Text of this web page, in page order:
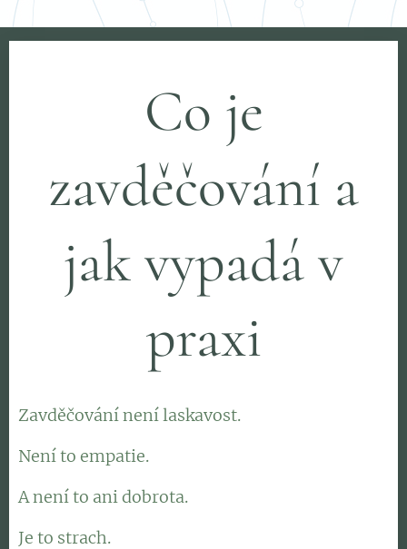
Co je
zavděčování a
jak vypadá v
praxi
Zavděčování není laskavost.
Není to empatie.
A není to ani dobrota.
Je to strach.